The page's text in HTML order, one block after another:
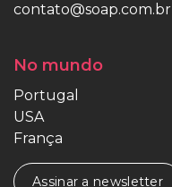
contato@soap.com.br
No mundo
Portugal
USA
França
Assinar a newsletter